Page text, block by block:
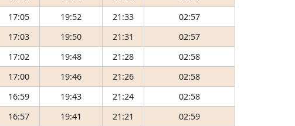
17:05 19:52 21:33
02:57
17:03 19:50 21:31
02:57
17:02 19:48 21:28
02:58
17:00 19:46 21:26
02:58
16:59 19:43 21:24
02:58
16:57 19:41 21:21
02:59